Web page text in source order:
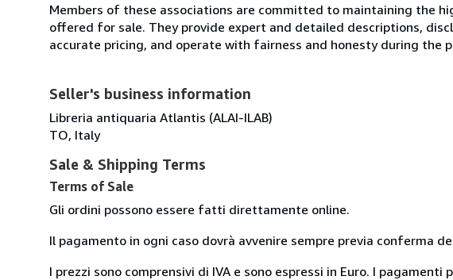
Members of these associations are committed to maintaining the
offered for sale. They provide expert and detailed descriptions,
accurate pricing, and operate with fairness and honesty during the
Seller's business information
Libreria antiquaria Atlantis (ALAI-ILAB)
TO, Italy
Sale & Shipping Terms
Terms of Sale
Gli ordini possono essere fatti direttamente online.
Il pagamento in ogni caso dovrà avvenire sempre previa conferma
I prezzi sono comprensivi di IVA e sono espressi in Euro. I